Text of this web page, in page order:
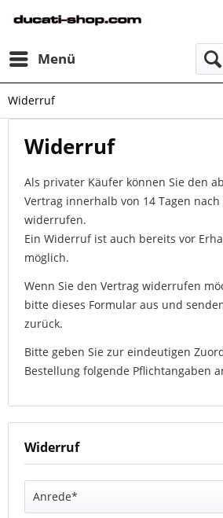
Menü
Widerruf
Widerruf
Als privater Käufer können Sie den
Vertrag innerhalb von 14 Tagen
widerrufen.
Ein Widerruf ist auch bereits vor
möglich.
Wenn Sie den Vertrag widerrufen
bitte dieses Formular aus und
zurück.
Bitte geben Sie zur eindeutigen
Bestellung folgende Pflichtangaben
Widerruf